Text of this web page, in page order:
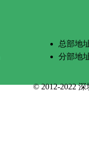
总部地
分部地
© 2012-2022